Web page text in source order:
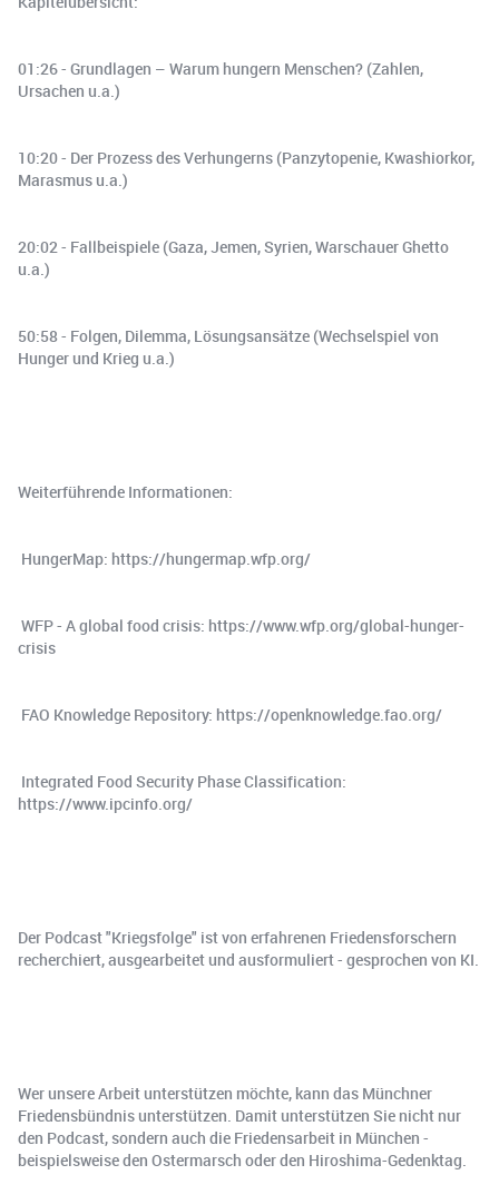
01:26 - Grundlagen – Warum hungern Menschen? (Zahlen,
Ursachen u.a.)
10:20 - Der Prozess des Verhungerns (Panzytopenie, Kwashiorkor,
Marasmus u.a.)
20:02 - Fallbeispiele (Gaza, Jemen, Syrien, Warschauer Ghetto
u.a.)
50:58 - Folgen, Dilemma, Lösungsansätze (Wechselspiel von
Hunger und Krieg u.a.)
Weiterführende Informationen:
️ HungerMap: https://hungermap.wfp.org/
️ WFP - A global food crisis: https://www.wfp.org/global-hunger-
crisis
️ FAO Knowledge Repository: https://openknowledge.fao.org/
️ Integrated Food Security Phase Classification:
https://www.ipcinfo.org/
Der Podcast "Kriegsfolge" ist von erfahrenen Friedensforschern
recherchiert, ausgearbeitet und ausformuliert - gesprochen von KI.
Wer unsere Arbeit unterstützen möchte, kann das Münchner
Friedensbündnis unterstützen. Damit unterstützen Sie nicht nur
den Podcast, sondern auch die Friedensarbeit in München -
beispielsweise den Ostermarsch oder den Hiroshima-Gedenktag.